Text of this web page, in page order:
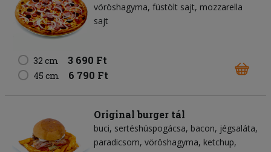
vöröshagyma füstölt sajt mozzarella
sajt
32 cm 3 690 Ft
45 cm 6 790 Ft
Original burger tál
buci sertéshúspogácsa bacon jégsaláta
paradicsom vöröshagyma ketchup